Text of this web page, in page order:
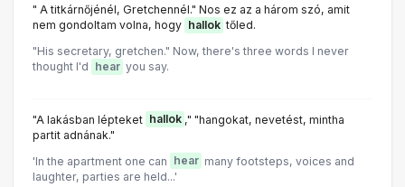
" A titkárnőjénél, Gretchennél." Nos ez az a három szó, amit
nem gondoltam volna, hogy hallok tőled.
"His secretary, gretchen." Now, there's three words I never
thought I'd hear you say.
"A lakásban lépteket hallok ," "hangokat, nevetést, mintha
partit adnának."
'In the apartment one can
hear many footsteps, voices and
laughter, parties are held...'